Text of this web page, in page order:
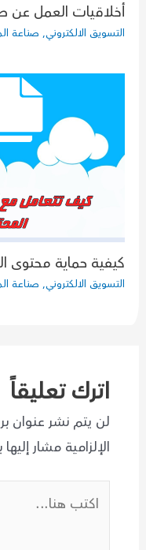
أخلاقيات العمل عن
التسويق الالكتروني, صناعة
كيفية حماية محتوى
التسويق الالكتروني, صناعة
اترك تعليقاً
لن يتم نشر عنوان
الإلزامية مشار إليها